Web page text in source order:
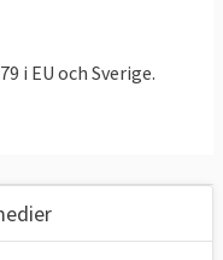
i EU och Sverige.